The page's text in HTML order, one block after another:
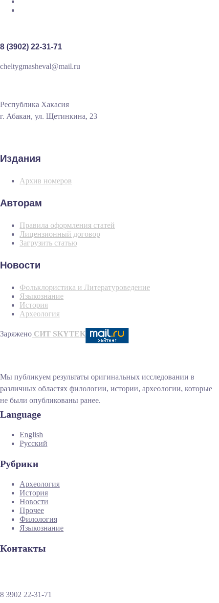
8 (3902) 22-31-71
cheltygmasheval@mail.ru
Республика Хакасия
г. Абакан, ул. Щетинкина, 23
Издания
Архив номеров
Авторам
Правила оформления статей
Лицензионный договор
Загрузить статью
Новости
Фольклористика и Литературоведение
Языкознание
История
Археология
Заряжено СИТ SKYTEK
Мы публикуем результаты оригинальных исследовании в
различных областях филологии, истории, археологии, которые
не были опубликованы ранее.
Language
English
Русский
Рубрики
Археология
История
Новости
Прочее
Филология
Языкознание
Контакты
8 3902 22-31-71